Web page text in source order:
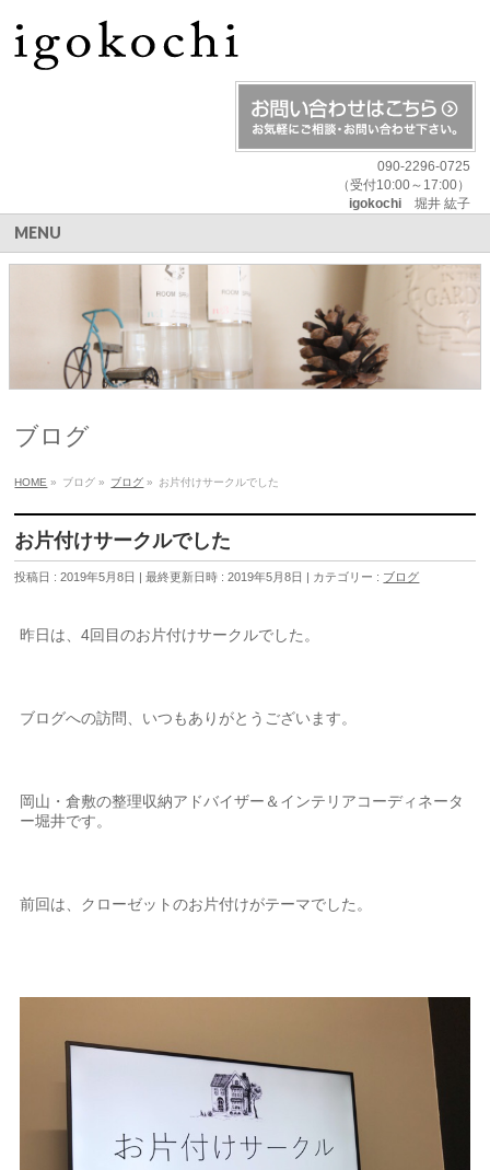
090-2296-0725
（受付10:00～17:00）
igokochi堀井 紘子
MENU
ブログ
HOME » ブログ » ブログ » お片付けサークルでした
お片付けサークルでした
投稿日 : 2019年5月8日 最終更新日時 : 2019年5月8日 カテゴリー : ブログ
昨日は、4回目のお片付けサークルでした。
ブログへの訪問、いつもありがとうございます。
岡山・倉敷の整理収納アドバイザー＆インテリアコーディネータ
ー堀井です。
前回は、クローゼットのお片付けがテーマでした。